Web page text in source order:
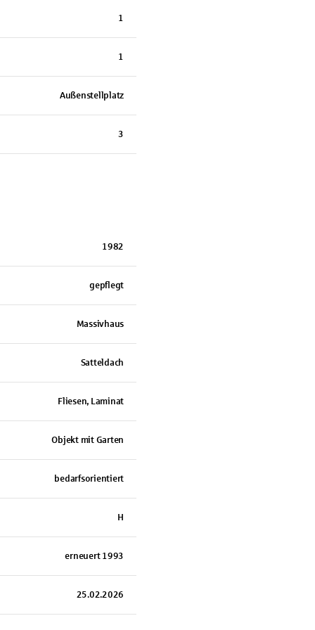
1
1
Außenstellplatz
3
1982
gepflegt
Massivhaus
Satteldach
Fliesen, Laminat
Objekt mit Garten
bedarfsorientiert
H
erneuert 1993
25.02.2026